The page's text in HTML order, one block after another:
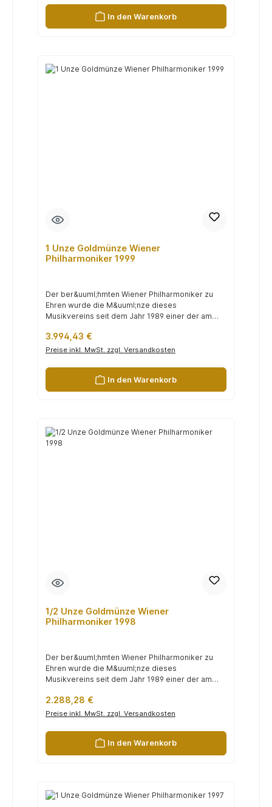
In den Warenkorb
1 Unze Goldmünze Wiener
Philharmoniker 1999
Der ber&uuml;hmten Wiener Philharmoniker zu
Ehren wurde die M&uuml;nze dieses
Musikvereins seit dem Jahr 1989 einer der am
Regulärer Preis:
3.994,43 €
Preise inkl. MwSt. zzgl. Versandkosten
In den Warenkorb
1/2 Unze Goldmünze Wiener
Philharmoniker 1998
Der ber&uuml;hmten Wiener Philharmoniker zu
Ehren wurde die M&uuml;nze dieses
Musikvereins seit dem Jahr 1989 einer der am
Regulärer Preis:
2.288,28 €
Preise inkl. MwSt. zzgl. Versandkosten
In den Warenkorb